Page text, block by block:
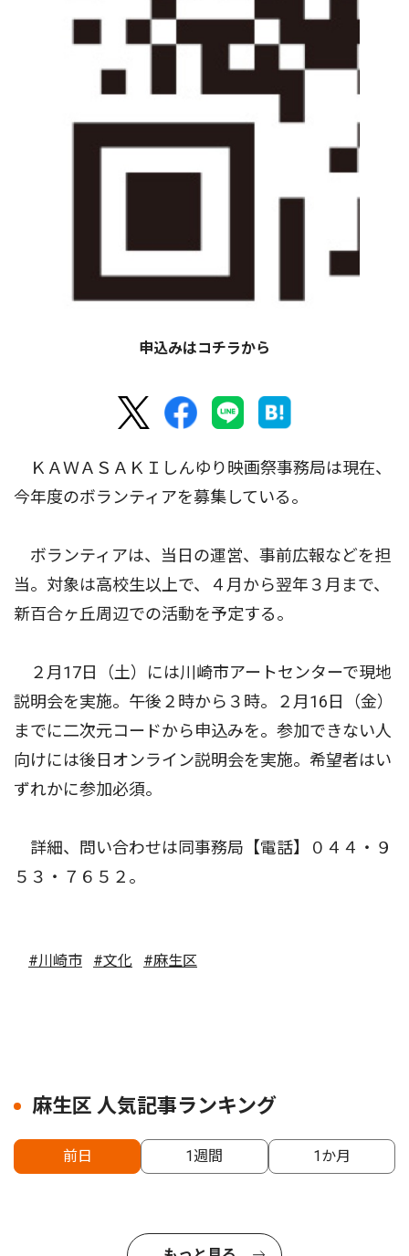
申込みはコチラから
ＫＡＷＡＳＡＫＩしんゆり映画祭事務局は現在、
今年度のボランティアを募集している。
ボランティアは、当日の運営、事前広報などを担
当。対象は高校生以上で、４月から翌年３月まで、
新百合ヶ丘周辺での活動を予定する。
２月17日（土）には川崎市アートセンターで現地
説明会を実施。午後２時から３時。２月16日（金）
までに二次元コードから申込みを。参加できない人
向けには後日オンライン説明会を実施。希望者はい
ずれかに参加必須。
詳細、問い合わせは同事務局【電話】０４４・９
５３・７６５２。
#川崎市 #文化 #麻生区
麻生区 人気記事ランキング
前日 1週間 1か月